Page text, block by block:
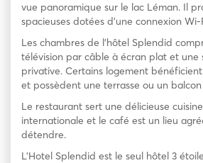
vue panoramique sur le lac Léman. Il
spacieuses dotées d’une connexion
Les chambres de l’hôtel Splendid
télévision par câble à écran plat et une
privative. Certains logement
et possèdent une terrasse ou un
Le restaurant sert une délicieuse
internationale et le café est un lieu
détendre.
L’Hotel Splendid est le seul hôtel 3